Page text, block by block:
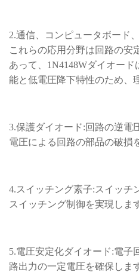
2.通信、コンピュータボード
これらの応用分野は回路の安
あって、1N4148Wダイオー
能と低電圧降下特性のため、
3.保護ダイオード:回路の逆電
電圧による回路の部品の破損
4.スイッチング素子:スイッチ
スイッチング制御を実現しま
5.電圧安定化ダイオード:電子
路出力の一定電圧を確保しま